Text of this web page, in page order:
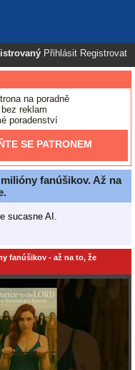
Přihlásit Registrovat
na poradně
reklam
poradenství
SE PATRONEM
fanúšikov. Až na
sucasne AI.
fanúšikov - až na to, že